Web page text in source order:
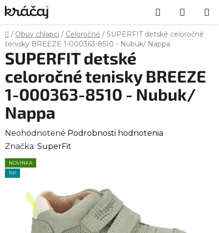
Prejsť
na
obsah
Hľadať
KOŠÍK
Domov
/ Obuv chlapci / Celoročné / SUPERFIT detské celoročné
tenisky BREEZE 1-000363-8510 - Nubuk/ Nappa
SUPERFIT detské
celoročné tenisky BREEZE
1-000363-8510 - Nubuk/
Nappa
Priemerné
hodnotenie
produktu
je
hviezdičiek.
Neohodnotené Podrobnosti hodnotenia
Značka: SuperFit
NOVINKA
TIP